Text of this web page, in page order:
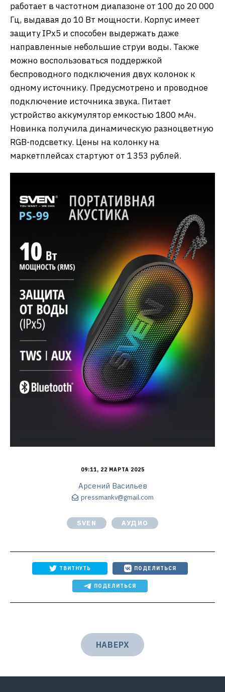
работает в частотном диапазоне от 100 до 20 000
Гц, выдавая до 10 Вт мощности. Корпус имеет
защиту IPx5 и способен выдержать даже
направленные небольшие струи воды. Также
можно воспользоваться поддержкой
беспроводного подключения двух колонок к
одному источнику. Предусмотрено и проводное
подключение источника звука. Питает
устройство аккумулятор емкостью 1800 мАч.
Новинка получила динамическую разноцветную
RGB-подсветку. Цены на колонку на
маркетплейсах стартуют от 1 353 рублей.
09:11, 22 МАРТА 2025
Арсений Васильев
pressmankv@gmail.com
SVEN АУДИО
ТВИТНУТЬ ПОДЕЛИТЬСЯ
ПОДЕЛИТЬСЯ
НАВЕРХ